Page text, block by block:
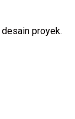
proyek.